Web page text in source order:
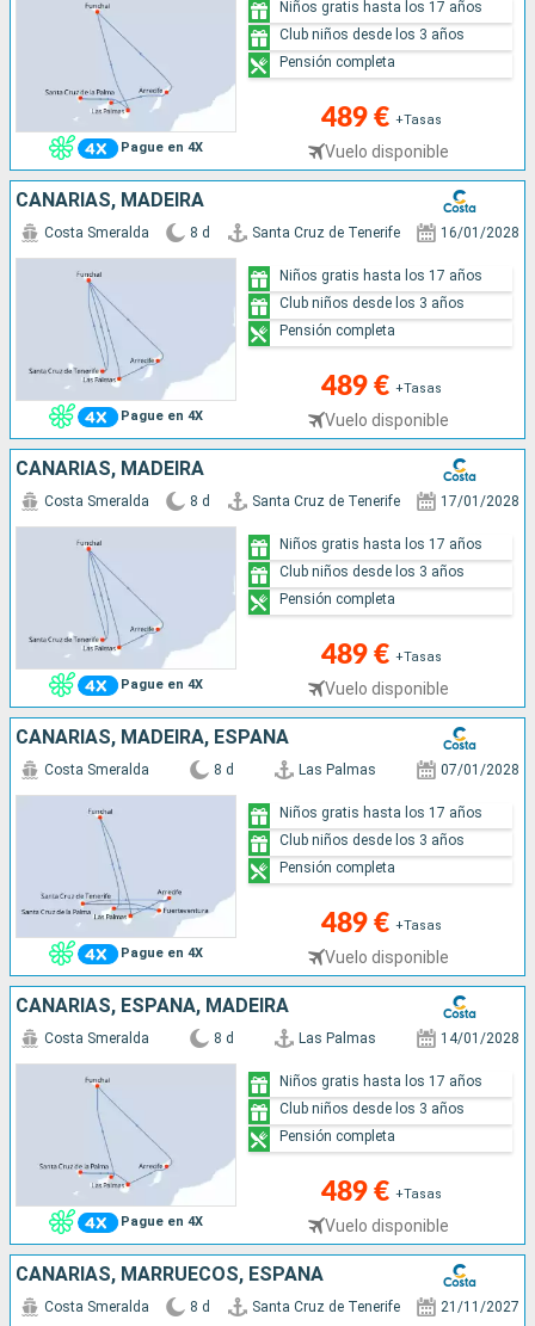
Pague en 4X
489 € +Tasas
Vuelo disponible
Niños gratis hasta los 17 años
Club niños desde los 3 años
Pensión completa
CANARIAS, MADEIRA
Pague en 4X
Costa Smeralda 8 d Santa Cruz de Tenerife 16/01/2028
489 € +Tasas
Vuelo disponible
Niños gratis hasta los 17 años
Club niños desde los 3 años
Pensión completa
CANARIAS, MADEIRA
Pague en 4X
Costa Smeralda 8 d Santa Cruz de Tenerife 17/01/2028
489 € +Tasas
Vuelo disponible
Niños gratis hasta los 17 años
Club niños desde los 3 años
Pensión completa
CANARIAS, MADEIRA, ESPAÑA
Pague en 4X
Costa Smeralda 8 d Las Palmas 07/01/2028
489 € +Tasas
Vuelo disponible
Niños gratis hasta los 17 años
Club niños desde los 3 años
Pensión completa
CANARIAS, ESPAÑA, MADEIRA
Pague en 4X
Costa Smeralda 8 d Las Palmas 14/01/2028
489 € +Tasas
Vuelo disponible
Niños gratis hasta los 17 años
Club niños desde los 3 años
Pensión completa
CANARIAS, MARRUECOS, ESPAÑA
Costa Smeralda 8 d Santa Cruz de Tenerife 21/11/2027